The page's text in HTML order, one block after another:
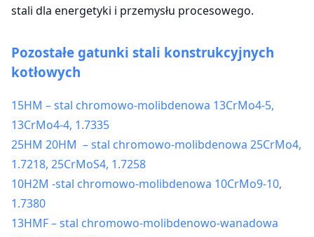
stali dla energetyki i przemysłu procesowego.
Pozostałe gatunki stali konstrukcyjnych
kotłowych
15HM – stal chromowo-molibdenowa 13CrMo4-5,
13CrMo4-4, 1.7335
25HM 20HM – stal chromowo-molibdenowa 25CrMo4,
1.7218, 25CrMoS4, 1.7258
10H2M -stal chromowo-molibdenowa 10CrMo9-10,
1.7380
13HMF – stal chromowo-molibdenowo-wanadowa